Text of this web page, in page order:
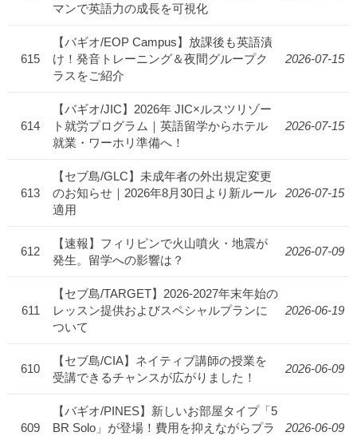
マンで英語力の成長を可視化
615
【バギオ/EOP Campus】放課後も英語漬
け！発音トレーニング＆夜間グループク
ラスをご紹介
2026-07-15
614
【バギオ/JIC】2026年 JIC×ルスツリゾー
ト就労プログラム｜英語留学からホテル
就業・ワーホリ準備へ！
2026-07-15
613
【セブ島/GLC】未成年者の外出規定変更
のお知らせ｜2026年8月30日より新ルール
適用
2026-07-15
612
【速報】フィリピンで火山噴火・地震が
発生。留学への影響は？
2026-07-09
611
【セブ島/TARGET】2026-2027年末年始の
レッスン提供およびスペシャルプランに
ついて
2026-06-19
610
【セブ島/CIA】ネイティブ講師の授業を
受講できるチャンスが広がりました！
2026-06-09
609
【バギオ/PINES】新しいお部屋タイプ「5
BR Solo」が登場！費用を抑えながらプラ
2026-06-09